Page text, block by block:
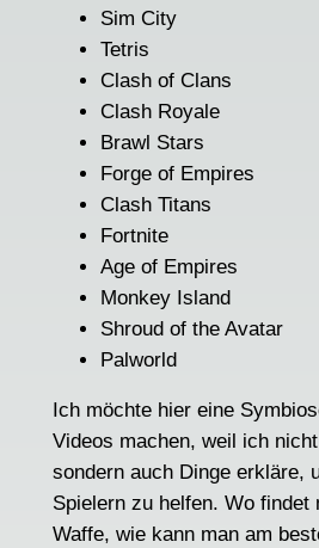
Sim City
Tetris
Clash of Clans
Clash Royale
Brawl Stars
Forge of Empires
Clash Titans
Fortnite
Age of Empires
Monkey Island
Shroud of the Avatar
Palworld
Ich möchte hier eine
Videos machen, weil ich
sondern auch Dinge erkläre,
Spielern zu helfen. Wo findet
Waffe, wie kann man am